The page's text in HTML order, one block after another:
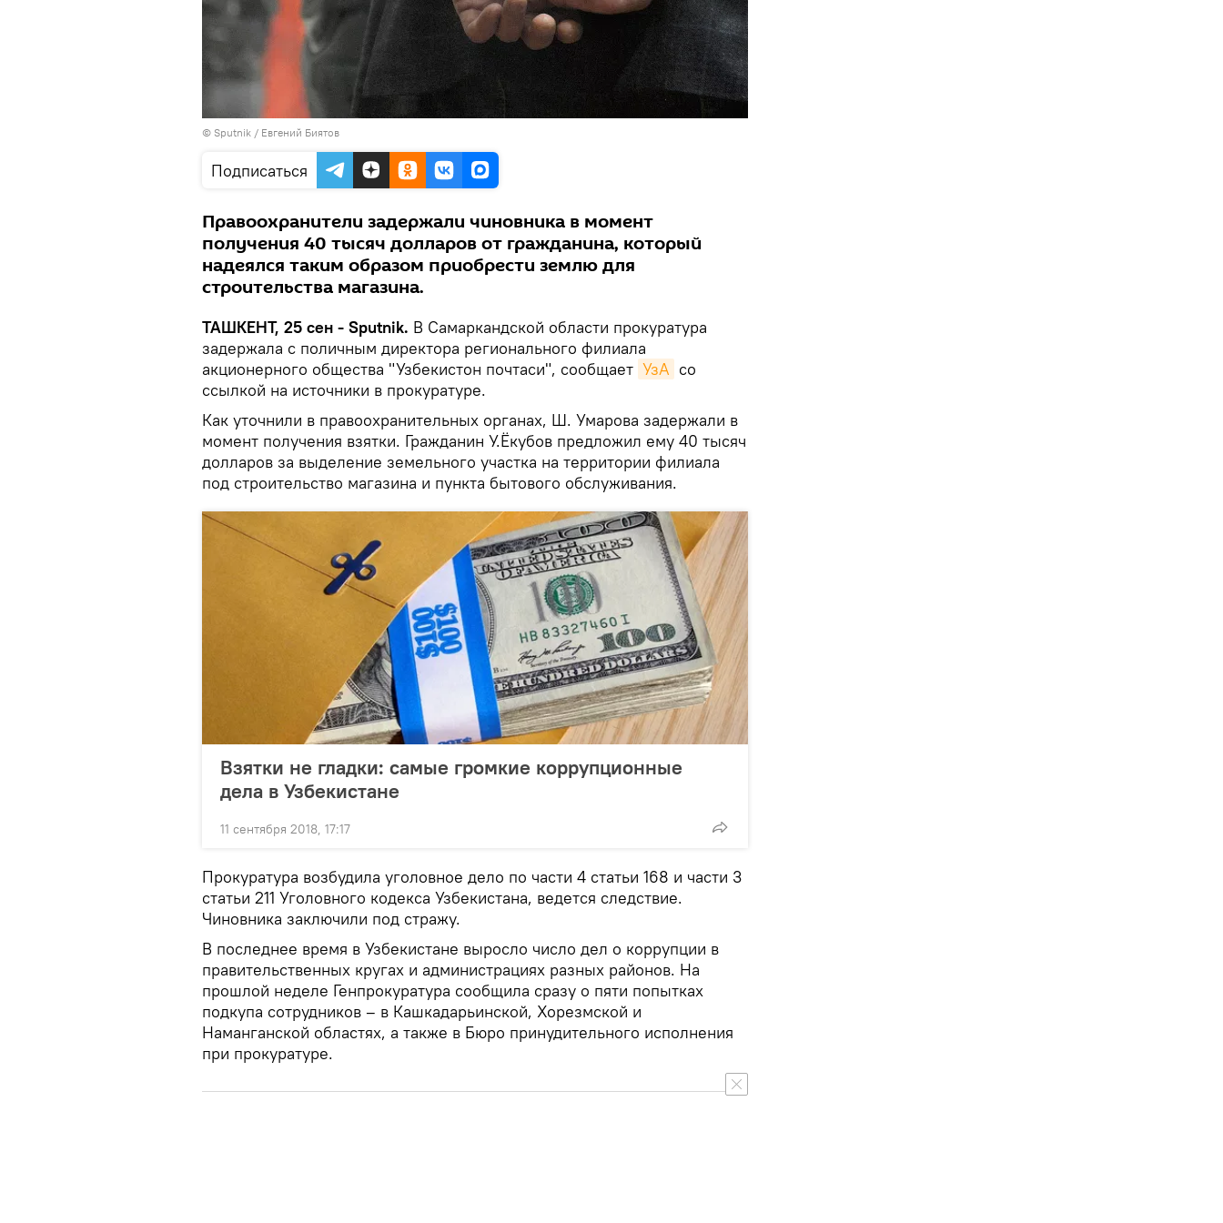
© Sputnik / Евгений Биятов
Подписаться
Правоохранители задержали чиновника в момент
получения 40 тысяч долларов от гражданина, который
надеялся таким образом приобрести землю для
строительства магазина.
ТАШКЕНТ, 25 сен - Sputnik. В Самаркандской области прокуратура
задержала с поличным директора регионального филиала
акционерного общества "Узбекистон почтаси", сообщает УзА со
ссылкой на источники в прокуратуре.
Как уточнили в правоохранительных органах, Ш. Умарова задержали в
момент получения взятки. Гражданин У.Ёкубов предложил ему 40 тысяч
долларов за выделение земельного участка на территории филиала
под строительство магазина и пункта бытового обслуживания.
Взятки не гладки: самые громкие коррупционные
дела в Узбекистане
11 сентября 2018, 17:17
Прокуратура возбудила уголовное дело по части 4 статьи 168 и части 3
статьи 211 Уголовного кодекса Узбекистана, ведется следствие.
Чиновника заключили под стражу.
В последнее время в Узбекистане выросло число дел о коррупции в
правительственных кругах и администрациях разных районов. На
прошлой неделе Генпрокуратура сообщила сразу о пяти попытках
подкупа сотрудников – в Кашкадарьинской, Хорезмской и
Наманганской областях, а также в Бюро принудительного исполнения
при прокуратуре.